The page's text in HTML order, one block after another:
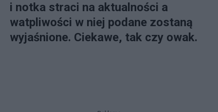
i notka straci na aktualności a
watpliwości w niej podane zostaną
wyjaśnione. Ciekawe, tak czy owak.